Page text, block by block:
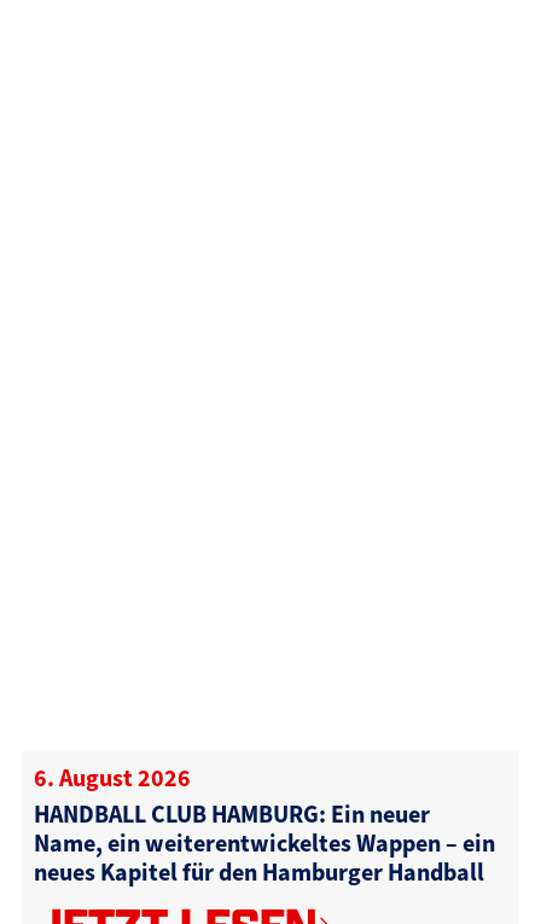
6. August 2026
HANDBALL CLUB HAMBURG: Ein neuer
Name, ein weiterentwickeltes Wappen – ein
neues Kapitel für den Hamburger Handball